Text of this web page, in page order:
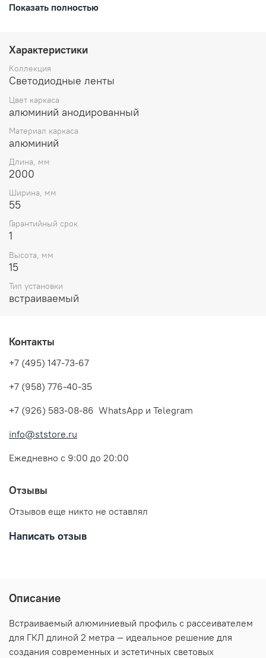
распределение света и обладает высокой прочностью и
конструкции. Артикул: ST017.129.07.
Показать полностью
Характеристики
Коллекция
Светодиодные ленты
Цвет каркаса
алюминий анодированный
Материал каркаса
алюминий
Длина, мм
2000
Ширина, мм
55
Гарантийный срок
1
Высота, мм
15
Тип установки
встраиваемый
Контакты
+7 (495) 147-73-67
+7 (958) 776-40-35
+7 (926) 583-08-86 WhatsApp и Telegram
info@ststore.ru
Ежедневно с 9:00 до 20:00
Отзывы
Отзывов еще никто не оставлял
Написать отзыв
Описание
Встраиваемый алюминиевый профиль с рассеивателем
для ГКЛ длиной 2 метра — идеальное решение для
создания современных и эстетичных световых